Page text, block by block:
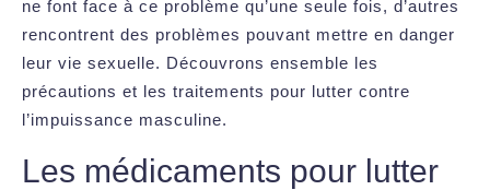
ne font face à ce problème qu’une seule fois, d’autres
rencontrent des problèmes pouvant mettre en danger
leur vie sexuelle. Découvrons ensemble les
précautions et les traitements pour lutter contre
l’impuissance masculine.
Les médicaments pour lutter